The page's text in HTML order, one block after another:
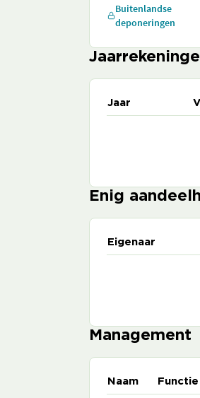
Buitenlandse
deponeringen
Jaar
Enig
Eigenaar
Management
Naam Functie